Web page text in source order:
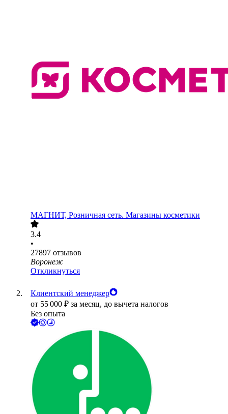
МАГНИТ, Розничная сеть. Магазины косметики
3.4
•
27897 отзывов
Воронеж
Откликнуться
Клиентский менеджер
от 55 000 ₽ за месяц, до вычета налогов
Без опыта